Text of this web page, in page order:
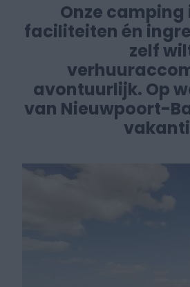
Onze
faciliteiten én
zelf
avontuurlijk. Op
van Nieuwpoort-